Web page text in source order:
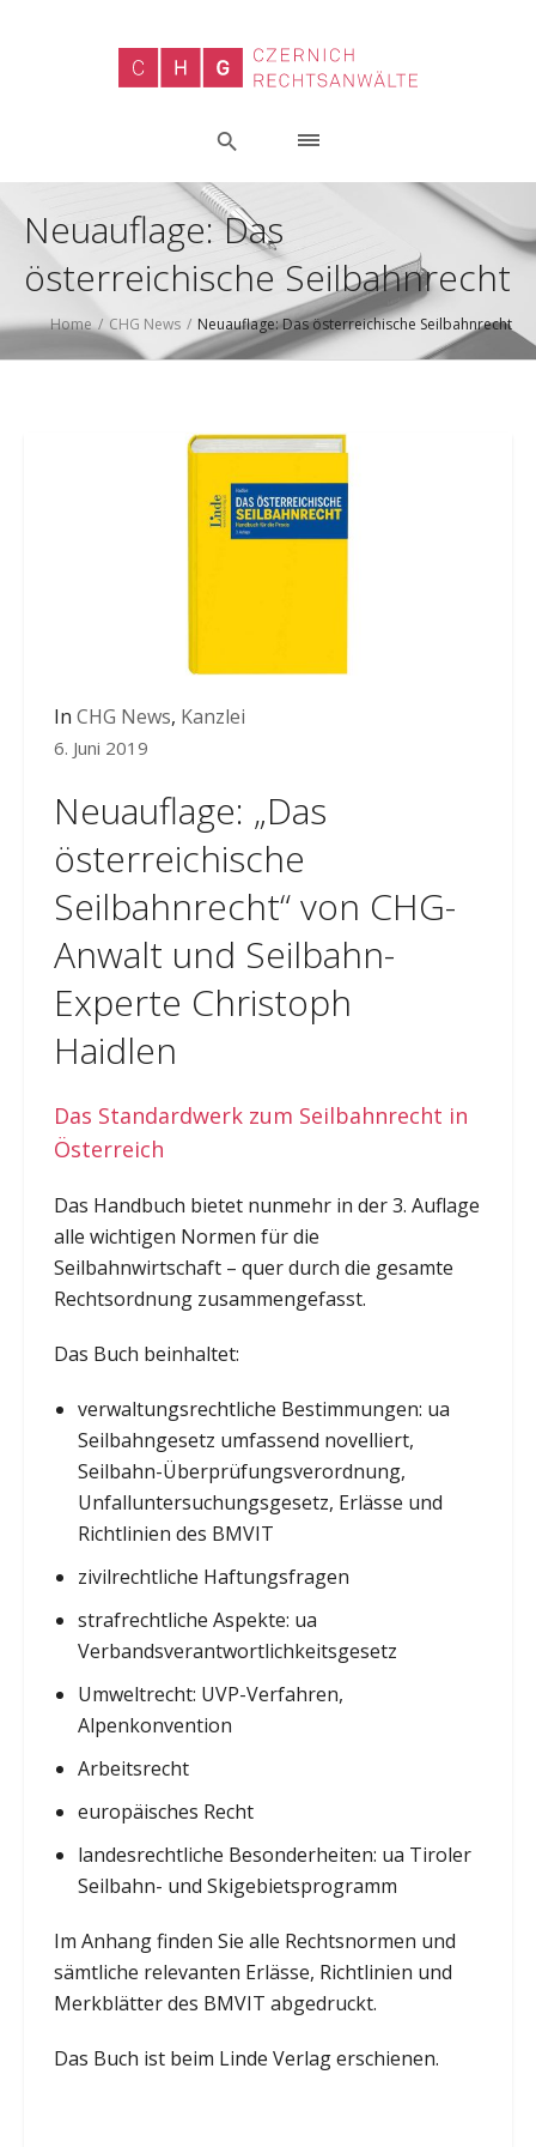
Neuauflage: Das
österreichische Seilbahnrecht
Home / CHG News / Neuauflage: Das österreichische Seilbahnrecht
In CHG News, Kanzlei
6. Juni 2019
Neuauflage: „Das
österreichische
Seilbahnrecht“ von CHG-
Anwalt und Seilbahn-
Experte Christoph
Haidlen
Das Standardwerk zum Seilbahnrecht in
Österreich
Das Handbuch bietet nunmehr in der 3. Auflage
alle wichtigen Normen für die
Seilbahnwirtschaft – quer durch die gesamte
Rechtsordnung zusammengefasst.
Das Buch beinhaltet:
verwaltungsrechtliche Bestimmungen: ua
Seilbahngesetz umfassend novelliert,
Seilbahn-Überprüfungsverordnung,
Unfalluntersuchungsgesetz, Erlässe und
Richtlinien des BMVIT
zivilrechtliche Haftungsfragen
strafrechtliche Aspekte: ua
Verbandsverantwortlichkeitsgesetz
Umweltrecht: UVP-Verfahren,
Alpenkonvention
Arbeitsrecht
europäisches Recht
landesrechtliche Besonderheiten: ua Tiroler
Seilbahn- und Skigebietsprogramm
Im Anhang finden Sie alle Rechtsnormen und
sämtliche relevanten Erlässe, Richtlinien und
Merkblätter des BMVIT abgedruckt.
Das Buch ist beim Linde Verlag erschienen.